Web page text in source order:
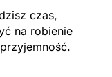
czas,
na robienie